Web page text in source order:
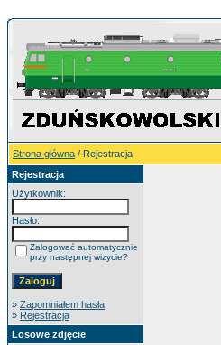
Strona główna / Rejestracja
Rejestracja
Użytkownik:
Hasło:
Zalogować automatycznie
przy następnej wizycie?
» Zapomniałem hasła
» Rejestracja
Losowe zdjęcie